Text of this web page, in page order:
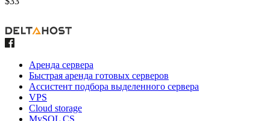
Аренда сервера
Быстрая аренда готовых серверов
Ассистент подбора выделенного сервера
VPS
Cloud storage